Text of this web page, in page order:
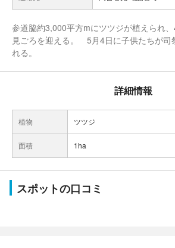
参道脇約3,000平方mにツツジが植えられ
見ごろを迎える。 5月4日に子供たちが司
れる。
詳細情報
植物 ツツジ
面積 1ha
スポットの口コミ